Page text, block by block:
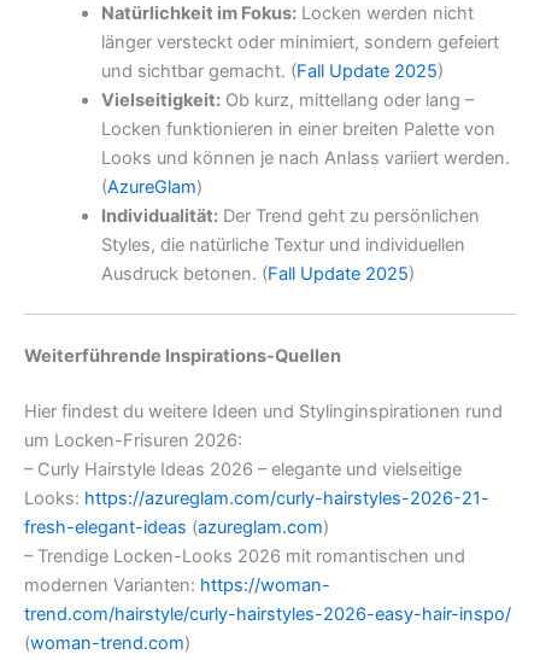
Natürlichkeit im Fokus:Locken werden nicht
länger versteckt oder minimiert, sondern gefeiert
und sichtbar gemacht. (Fall Update 2025)
Vielseitigkeit:Ob kurz, mittellang oder lang –
Locken funktionieren in einer breiten Palette von
Looks und können je nach Anlass variiert werden.
(AzureGlam)
Individualität:Der Trend geht zu persönlichen
Styles, die natürliche Textur und individuellen
Ausdruck betonen. (Fall Update 2025)
Weiterführende Inspirations-Quellen
Hier findest du weitere Ideen und Stylinginspirationen rund
um Locken-Frisuren 2026:
– Curly Hairstyle Ideas 2026 – elegante und vielseitige
Looks: https://azureglam.com/curly-hairstyles-2026-21-
fresh-elegant-ideas (azureglam.com)
– Trendige Locken-Looks 2026 mit romantischen und
modernen Varianten: https://woman-
trend.com/hairstyle/curly-hairstyles-2026-easy-hair-inspo/
(woman-trend.com)